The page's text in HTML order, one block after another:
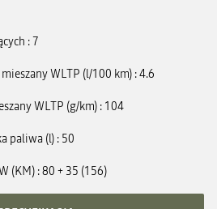
7
WLTP (l/100 km) 4.6
WLTP (g/km) 104
paliwa (l) 50
(KM) 80 + 35 (156)